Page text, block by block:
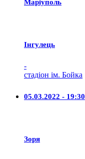
Маріуполь
Iнгулець
-
стадіон ім. Бойка
05.03.2022 - 19:30
Зоря